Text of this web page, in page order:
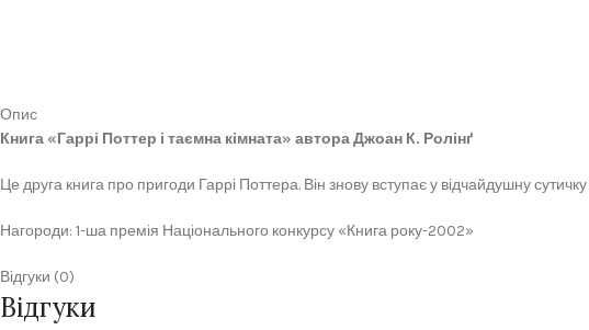
Опис
Книга «Гаррі Поттер і таємна кімната» автора Джоан К. Ролінґ
Це друга книга про пригоди Гаррі Поттера. Він знову вступає у відчайдушну
Нагороди: 1-ша премія Національного конкурсу «Книга року-2002»
Відгуки (0)
Відгуки